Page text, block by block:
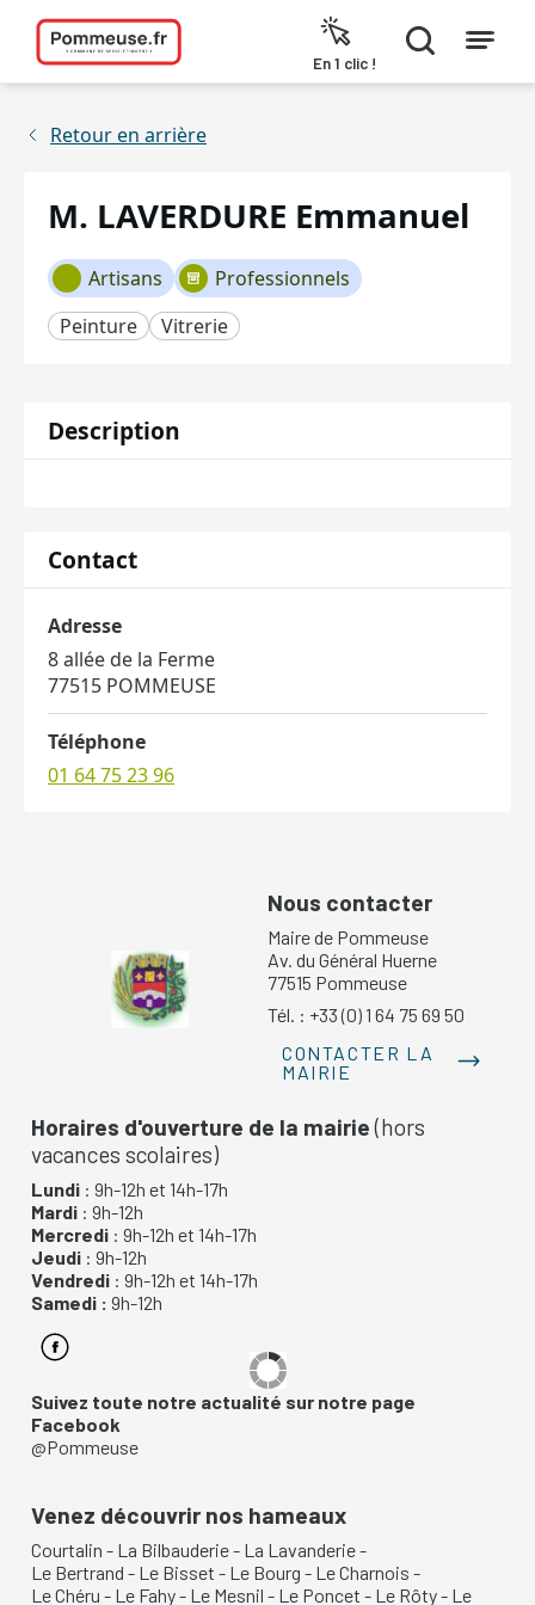
Aller au contenu
En 1 clic !
Retour en arrière
M. LAVERDURE Emmanuel
Artisans
Professionnels
Peinture
Vitrerie
Description
Contact
Adresse
8 allée de la Ferme
77515 POMMEUSE
Téléphone
01 64 75 23 96
Nous contacter
Maire de Pommeuse
Av. du Général Huerne
77515 Pommeuse
Tél. : +33 (0) 1 64 75 69 50
CONTACTER LA
MAIRIE
Horaires d'ouverture de la mairie(hors
vacances scolaires)
Lundi : 9h-12h et 14h-17h
Mardi : 9h-12h
Mercredi : 9h-12h et 14h-17h
Jeudi : 9h-12h
Vendredi : 9h-12h et 14h-17h
Samedi : 9h-12h
Suivez toute notre actualité sur notre page
Facebook
@Pommeuse
Venez découvrir nos hameaux
Courtalin - La Bilbauderie- La Lavanderie-
Le Bertrand - Le Bisset - Le Bourg - Le Charnois -
Le Chéru - Le Fahy- Le Mesnil - Le Poncet - Le Rôty- Le